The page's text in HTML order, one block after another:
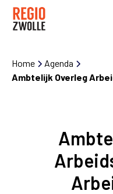
Home
Agenda
Ambtelijk Overleg